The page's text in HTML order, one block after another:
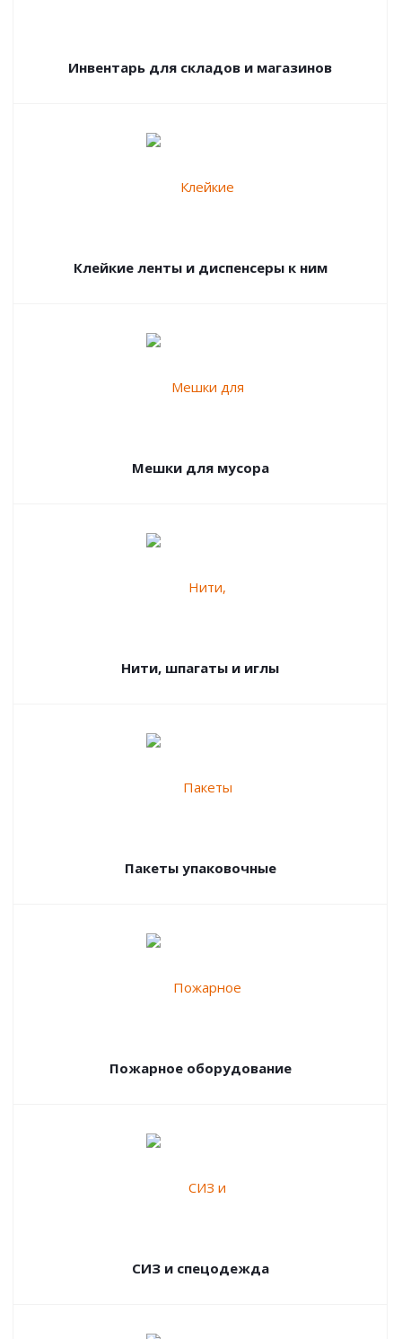
Инвентарь для складов и магазинов
Клейкие ленты и диспенсеры к ним
Мешки для мусора
Нити, шпагаты и иглы
Пакеты упаковочные
Пожарное оборудование
СИЗ и спецодежда